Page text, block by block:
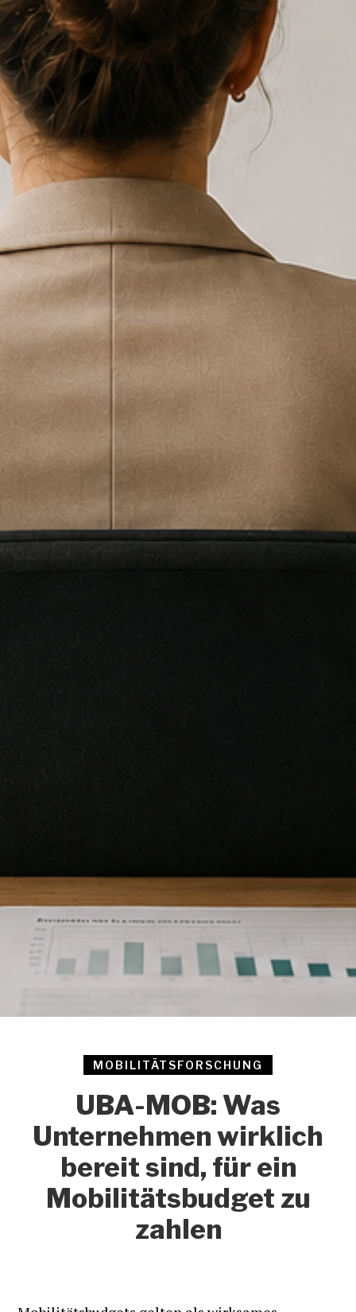
MOBILITÄTSFORSCHUNG
UBA-MOB: Was
Unternehmen wirklich
bereit sind, für ein
Mobilitätsbudget zu
zahlen